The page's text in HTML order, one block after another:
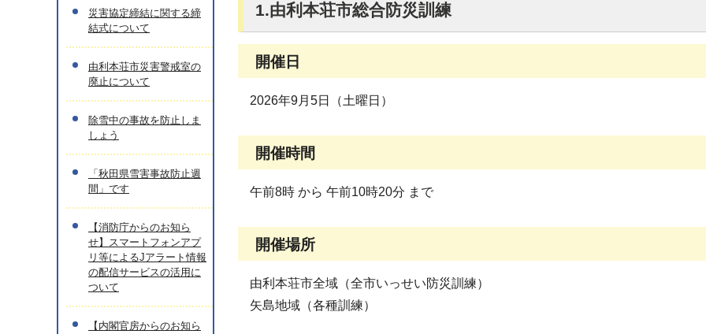
1.由利本荘市総合防災訓練
開催日
2026年9月5日（土曜日）
開催時間
午前8時 から 午前10時20分 まで
開催場所
由利本荘市全域（全市いっせい防災訓練）
矢島地域（各種訓練）
災害協定締結に関する締
結式について
由利本荘市災害警戒室の
廃止について
除雪中の事故を防止しま
しょう
「秋田県雪害事故防止週
間」です
【消防庁からのお知ら
せ】スマートフォンアプ
リ等によるJアラート情報
の配信サービスの活用に
ついて
【内閣官房からのお知ら